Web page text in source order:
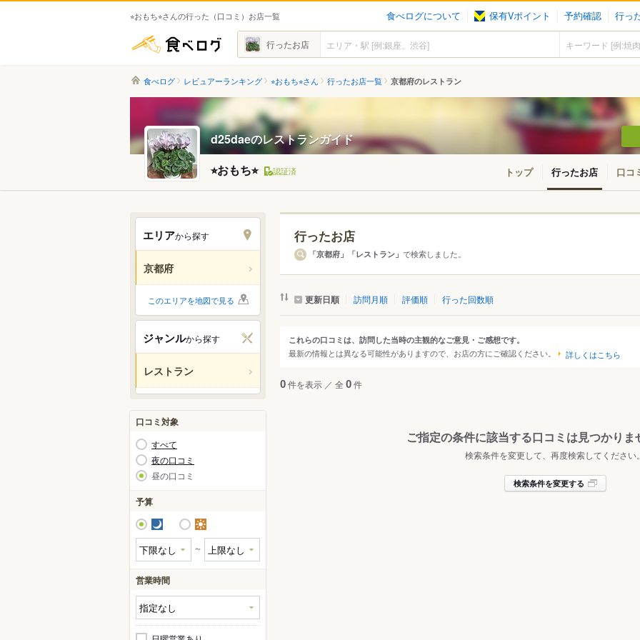
⭐︎おもち⭐︎さんの行った（口コミ）お店一覧 食べログについて 保有Vポイント 予約確認 行っ
食べログ 行ったお店
食べログ レビュアーランキング ⭐︎おもち⭐︎さん 行ったお店一覧 京都府のレストラン
d25daeのレストランガイド
⭐︎おもち⭐︎ 認証済 トップ 行ったお店 口コ
エリアから探す
京都府
エリアから探す
京都市
宇治・南山城
亀岡・丹波・福知山
このエリアを地図で見る
ジャンルから探す
レストラン
ジャンルから探す
すべて レストラン
口コミ対象
すべて
夜の口コミ
昼の口コミ
予算
夜 昼
～
営業時間
行ったお店
「京都府」「レストラン」で検索しました。
更新日順 訪問月順 評価順 行った回数順
これらの口コミは、訪問した当時の主観的なご意見・ご感想です。
最新の情報とは異なる可能性がありますので、お店の方にご確認ください。 詳しくはこちら
0件を表示 ／ 全 0件
ご指定の条件に該当する口コミは見つかりま
検索条件を変更して、再度検索してください。
検索条件を変更する